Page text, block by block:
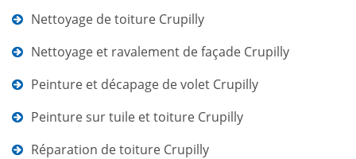
Nettoyage de toiture Crupilly
Nettoyage et ravalement de façade Crupilly
Peinture et décapage de volet Crupilly
Peinture sur tuile et toiture Crupilly
Réparation de toiture Crupilly